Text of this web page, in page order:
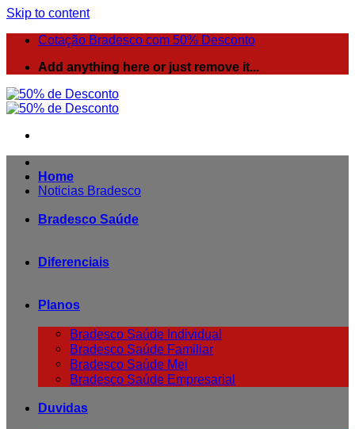
Skip to content
Cotação Bradesco com 50% Desconto
Add anything here or just remove it...
Noticias Bradesco
Home
Bradesco Saúde
Diferenciais
Planos
Bradesco Saúde Individual
Bradesco Saúde Familiar
Bradesco Saúde Mei
Bradesco Saúde Empresarial
Duvidas